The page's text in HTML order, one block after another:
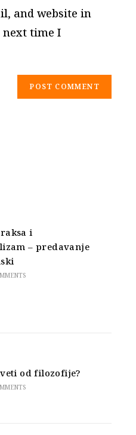
and website in
time I
i
– predavanje
od filozofije?